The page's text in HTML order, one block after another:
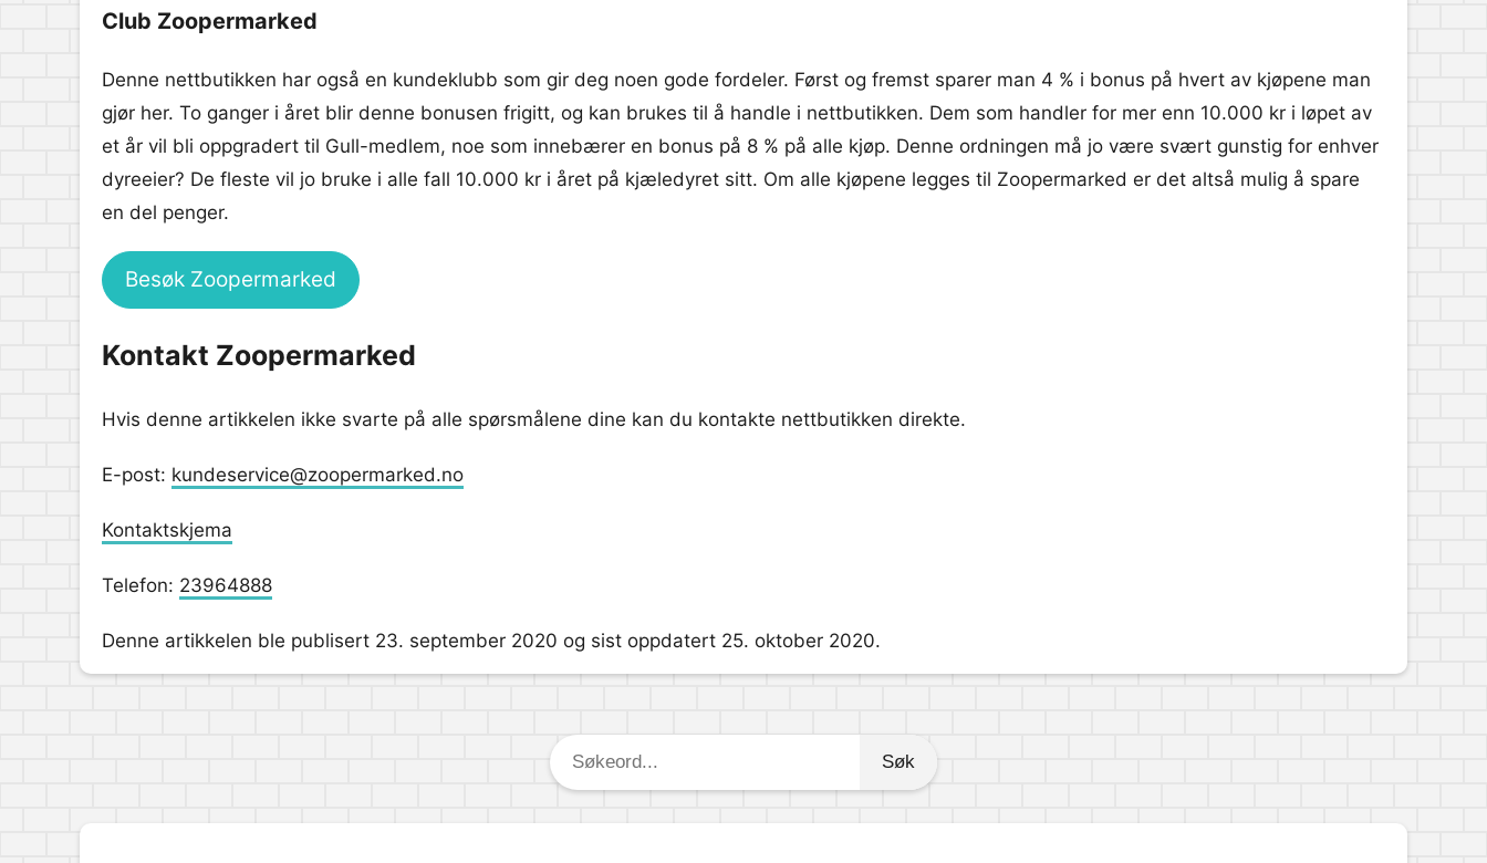
Club Zoopermarked
Denne nettbutikken har også en kundeklubb som gir deg noen gode fordeler. Først og fremst sparer man 4 % i bonus på hvert av kjøpene man
gjør her. To ganger i året blir denne bonusen frigitt, og kan brukes til å handle i nettbutikken. Dem som handler for mer enn 10.000 kr i løpet av
et år vil bli oppgradert til Gull-medlem, noe som innebærer en bonus på 8 % på alle kjøp. Denne ordningen må jo være svært gunstig for enhver
dyreeier? De fleste vil jo bruke i alle fall 10.000 kr i året på kjæledyret sitt. Om alle kjøpene legges til Zoopermarked er det altså mulig å spare
en del penger.
Besøk Zoopermarked
Kontakt Zoopermarked
Hvis denne artikkelen ikke svarte på alle spørsmålene dine kan du kontakte nettbutikken direkte.
E-post: kundeservice@zoopermarked.no
Kontaktskjema
Telefon: 23964888
Denne artikkelen ble publisert 23. september 2020 og sist oppdatert 25. oktober 2020.
Søkeord: